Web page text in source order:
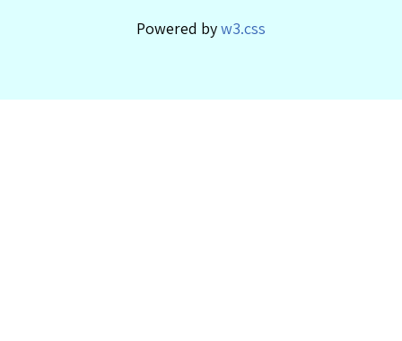
Powered byw3.css